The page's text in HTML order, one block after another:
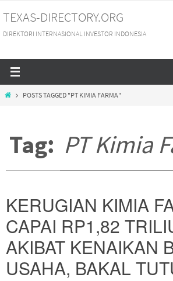
to
content
TEXAS-DIRECTORY.ORG
DIREKTORI INTERNASIONAL INVESTOR INDONESIA
HOMEPOSTS TAGGED "PT KIMIA FARMA"
Tag: PT Kimia
KERUGIAN KIMIA
CAPAI RP1,82
AKIBAT KENAIKAN
USAHA, BAKAL